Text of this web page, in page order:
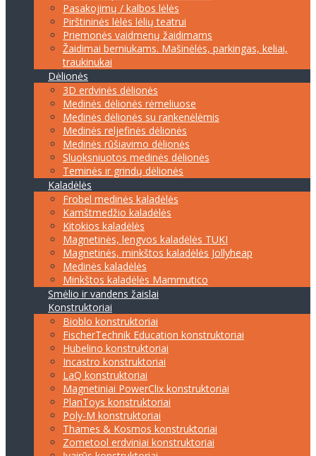
Pasakojimų / kalbos lėlės
Pirštininės lėlės lėlių teatrui
Priemonės vaidmenų žaidimams
Žaidimai berniukams. Mašinėlės, parkingas, keliai,
traukinukai
Dėlionės
3D erdvinės dėlionės
Medinės dėlionės rėmeliuose
Medinės dėlionės su rankenėlėmis
Medinės reljefinės dėlionės
Medinės rūšiavimo dėlionės
Sluoksniuotos medinės dėlionės
Teminės ir grindų dėlionės
Kaladėlės
Frobel medinės kaladėlės
Kamštmedžio kaladėlės
Kitokios kaladėlės
Magnetinės, lengvos kaladėlės TUKI
Magnetinės, minkštos kaladėlės Jollyheap
Medinės kaladėlės
Minkštos kaladėlės Mammutico
Smėlio ir vandens žaislai
Konstruktoriai
Bioblo konstruktoriai
FischerTechnik Education konstruktoriai
Hubelino konstruktoriai
Incastro konstruktoriai
LaQ konstruktoriai
Magnetiniai PowerClix konstruktoriai
PlanToys konstruktoriai
Poly-M konstruktoriai
Thames & Kosmos konstruktoriai
Zometool erdviniai konstruktoriai